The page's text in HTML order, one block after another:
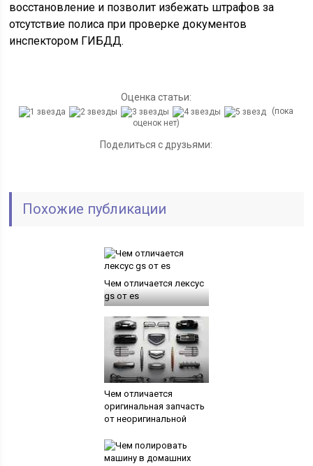
восстановление и позволит избежать штрафов за
отсутствие полиса при проверке документов
инспектором ГИБДД.
Оценка статьи:
(пока
оценок нет)
Поделиться с друзьями:
Похожие публикации
Чем отличается лексус
gs от es
Чем отличается
оригинальная запчасть
от неоригинальной